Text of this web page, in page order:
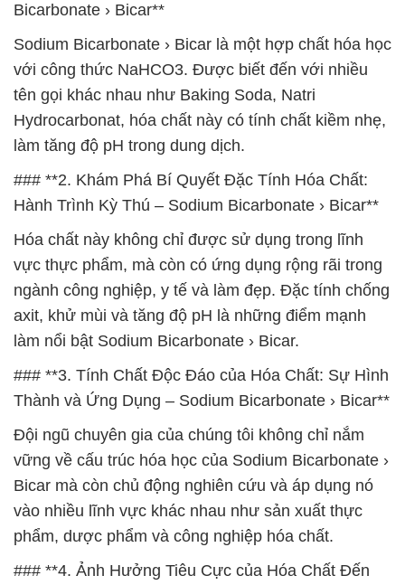
Bicarbonate › Bicar**
Sodium Bicarbonate › Bicar là một hợp chất hóa học
với công thức NaHCO3. Được biết đến với nhiều
tên gọi khác nhau như Baking Soda, Natri
Hydrocarbonat, hóa chất này có tính chất kiềm nhẹ,
làm tăng độ pH trong dung dịch.
### **2. Khám Phá Bí Quyết Đặc Tính Hóa Chất:
Hành Trình Kỳ Thú – Sodium Bicarbonate › Bicar**
Hóa chất này không chỉ được sử dụng trong lĩnh
vực thực phẩm, mà còn có ứng dụng rộng rãi trong
ngành công nghiệp, y tế và làm đẹp. Đặc tính chống
axit, khử mùi và tăng độ pH là những điểm mạnh
làm nổi bật Sodium Bicarbonate › Bicar.
### **3. Tính Chất Độc Đáo của Hóa Chất: Sự Hình
Thành và Ứng Dụng – Sodium Bicarbonate › Bicar**
Đội ngũ chuyên gia của chúng tôi không chỉ nắm
vững về cấu trúc hóa học của Sodium Bicarbonate ›
Bicar mà còn chủ động nghiên cứu và áp dụng nó
vào nhiều lĩnh vực khác nhau như sản xuất thực
phẩm, dược phẩm và công nghiệp hóa chất.
### **4. Ảnh Hưởng Tiêu Cực của Hóa Chất Đến